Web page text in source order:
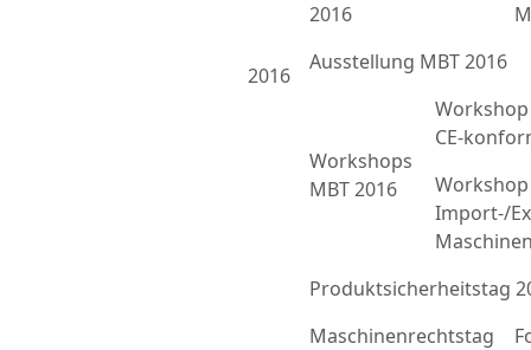
2016
2016
Ausstellung MBT 2016
Workshops
MBT 2016
CE-
Import-/
Produktsicherheitstag
Maschinenrechtstag